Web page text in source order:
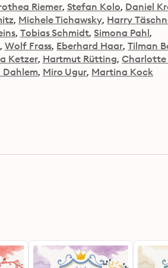
Riemer Stefan Kolo Daniel
Michele Tichawsky Harry
Tobias Schmidt Simona Pahl
Wolf Frass Eberhard Haar Tilman
Ketzer Hartmut Rütting Charlotte
Dahlem Miro Ugur Martina Kock